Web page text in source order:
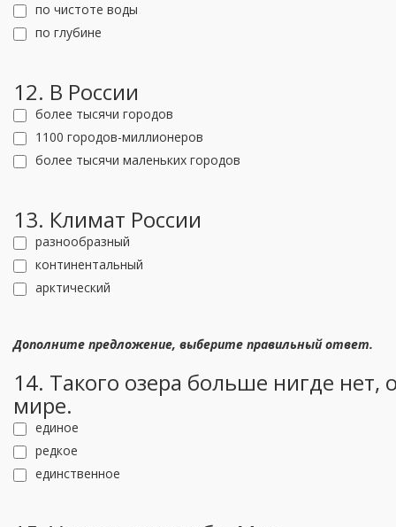
по чистоте воды
по глубине
12. В России
более тысячи городов
1100 городов-миллионеров
более тысячи маленьких городов
13. Климат России
разнообразный
континентальный
арктический
Дополните предложение, выберите правильный ответ.
14. Такого озера больше нигде нет,
мире.
единое
редкое
единственное